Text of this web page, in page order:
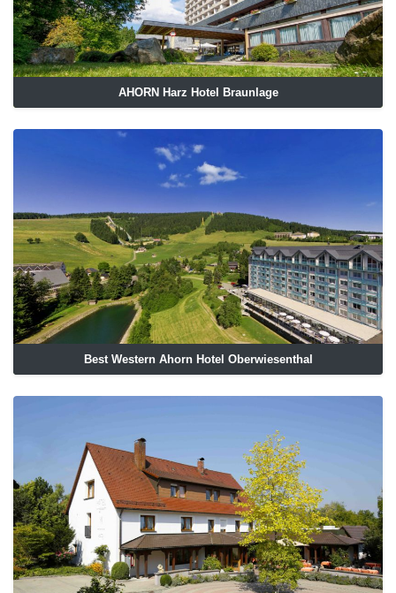
AHORN Harz Hotel Braunlage
Best Western Ahorn Hotel Oberwiesenthal